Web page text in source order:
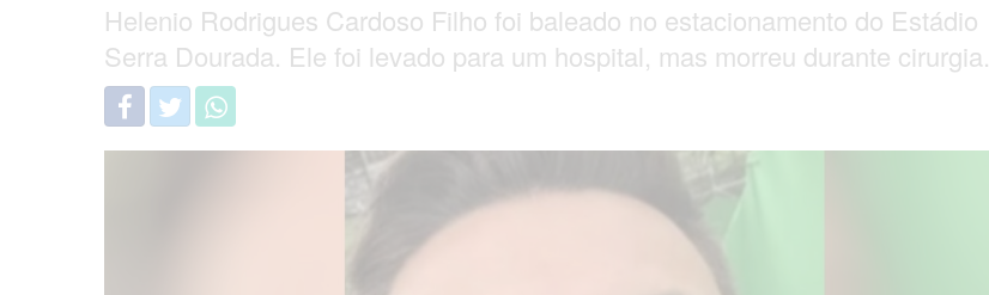
Helenio Rodrigues Cardoso Filho foi baleado no estacionamento do Estádio
Serra Dourada. Ele foi levado para um hospital, mas morreu durante cirurgia.